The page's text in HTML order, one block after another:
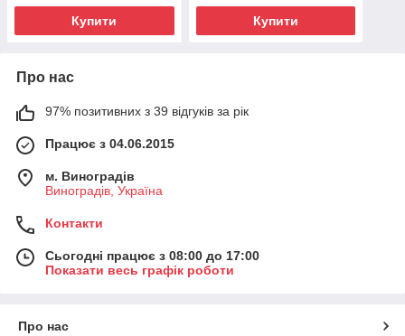
Купити Купити
Про нас
97% позитивних з 39 відгуків за рік
Працює з 04.06.2015
м. Виноградів
Виноградів, Україна
Контакти
Сьогодні працює з 08:00 до 17:00
Показати весь графік роботи
Про нас